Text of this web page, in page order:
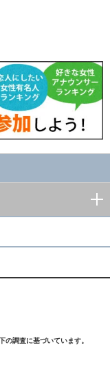
調査に基づいています。